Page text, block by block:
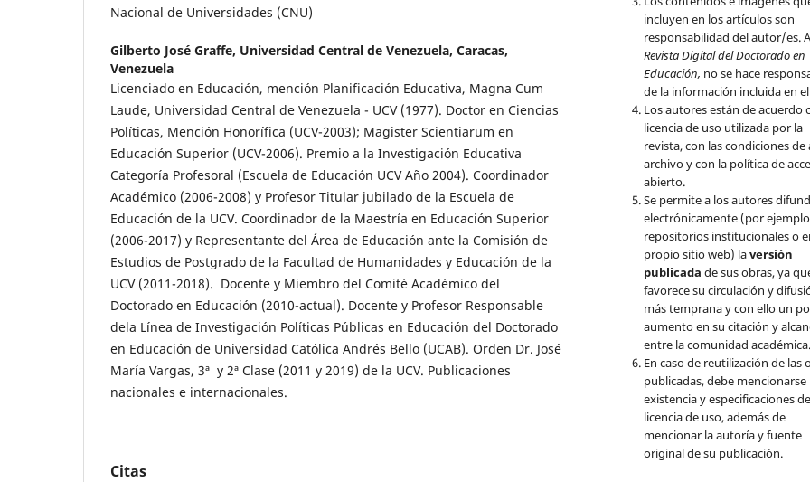
Nacional de Universidades (CNU)
Gilberto José Graffe, Universidad Central de Venezuela, Caracas,
Venezuela
Licenciado en Educación, mención Planificación Educativa, Magna Cum
Laude, Universidad Central de Venezuela - UCV (1977). Doctor en Ciencias
Políticas, Mención Honorífica (UCV-2003); Magister Scientiarum en
Educación Superior (UCV-2006). Premio a la Investigación Educativa
Categoría Profesoral (Escuela de Educación UCV Año 2004). Coordinador
Académico (2006-2008) y Profesor Titular jubilado de la Escuela de
Educación de la UCV. Coordinador de la Maestría en Educación Superior
(2006-2017) y Representante del Área de Educación ante la Comisión de
Estudios de Postgrado de la Facultad de Humanidades y Educación de la
UCV (2011-2018). Docente y Miembro del Comité Académico del
Doctorado en Educación (2010-actual). Docente y Profesor Responsable
dela Línea de Investigación Políticas Públicas en Educación del Doctorado
en Educación de Universidad Católica Andrés Bello (UCAB). Orden Dr. José
María Vargas, 3ª y 2ª Clase (2011 y 2019) de la UCV. Publicaciones
nacionales e internacionales.
Citas
incluyen en los artículos son
responsabilidad del autor/es.
Revista Digital del Doctorado en
Educación, no se hace
de la información incluida en
Los autores están de acuerdo
licencia de uso utilizada por la
revista, con las condiciones de
archivo y con la política de
abierto.
Se permite a los autores
electrónicamente (por
repositorios institucionales o
propio sitio web) laversión
publicadade sus obras, ya
favorece su circulación y
más temprana y con ello un
aumento en su citación y
entre la comunidad académica.
En caso de reutilización de las
publicadas, debe mencionarse
existencia y especificaciones
licencia de uso, además de
mencionar la autoría y fuente
original de su publicación.